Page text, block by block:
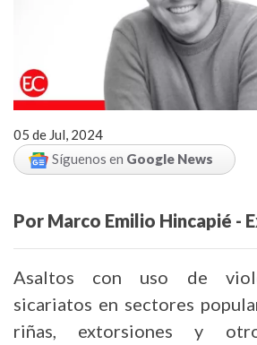
05 de Jul, 2024
Síguenos en Google News
Por Marco Emilio Hincapié -
Asaltos con uso de
sicariatos en sectores
riñas, extorsiones y